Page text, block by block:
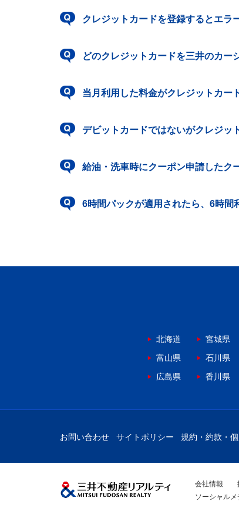
クレジットカードを登録するとエラ
どのクレジットカードを三井のカー
当月利用した料金がクレジットカー
デビットカードではないがクレジッ
給油・洗車時にクーポン申請したク
6時間パックが適用されたら、6時間
北海道 宮城県
富山県
石川県
広島県
香川県
お問い合わせ サイトポリシー 規約・約款・
会社情報
ソーシャル